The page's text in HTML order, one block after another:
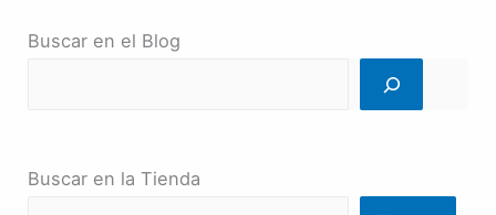
Buscar en el Blog
Buscar en la Tienda